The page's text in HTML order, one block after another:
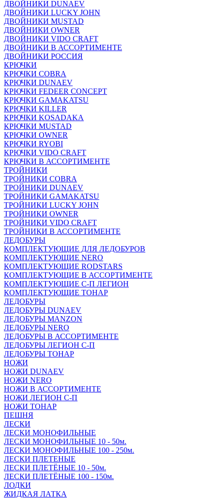
ДВОЙНИКИ DUNAEV
ДВОЙНИКИ LUCKY JOHN
ДВОЙНИКИ MUSTAD
ДВОЙНИКИ OWNER
ДВОЙНИКИ VIDO CRAFT
ДВОЙНИКИ В АССОРТИМЕНТЕ
ДВОЙНИКИ РОССИЯ
КРЮЧКИ
КРЮЧКИ COBRA
КРЮЧКИ DUNAEV
КРЮЧКИ FEDEER CONCEPT
КРЮЧКИ GAMAKATSU
КРЮЧКИ KILLER
КРЮЧКИ KOSADAKA
КРЮЧКИ MUSTAD
КРЮЧКИ OWNER
КРЮЧКИ RYOBI
КРЮЧКИ VIDO CRAFT
КРЮЧКИ В АССОРТИМЕНТЕ
ТРОЙНИКИ
ТРОЙНИКИ COBRA
ТРОЙНИКИ DUNAEV
ТРОЙНИКИ GAMAKATSU
ТРОЙНИКИ LUCKY JOHN
ТРОЙНИКИ OWNER
ТРОЙНИКИ VIDO CRAFT
ТРОЙНИКИ В АССОРТИМЕНТЕ
ЛЕДОБУРЫ
КОМПЛЕКТУЮЩИЕ ДЛЯ ЛЕДОБУРОВ
КОМПЛЕКТУЮЩИЕ NERO
КОМПЛЕКТУЮЩИЕ RODSTARS
КОМПЛЕКТУЮЩИЕ В АССОРТИМЕНТЕ
КОМПЛЕКТУЮЩИЕ С-П ЛЕГИОН
КОМПЛЕКТУЮЩИЕ ТОНАР
ЛЕДОБУРЫ
ЛЕДОБУРЫ DUNAEV
ЛЕДОБУРЫ MANZON
ЛЕДОБУРЫ NERO
ЛЕДОБУРЫ В АССОРТИМЕНТЕ
ЛЕДОБУРЫ ЛЕГИОН С-П
ЛЕДОБУРЫ ТОНАР
НОЖИ
НОЖИ DUNAEV
НОЖИ NERO
НОЖИ В АССОРТИМЕНТЕ
НОЖИ ЛЕГИОН С-П
НОЖИ ТОНАР
ПЕШНЯ
ЛЕСКИ
ЛЕСКИ МОНОФИЛЬНЫЕ
ЛЕСКИ МОНОФИЛЬНЫЕ 10 - 50м.
ЛЕСКИ МОНОФИЛЬНЫЕ 100 - 250м.
ЛЕСКИ ПЛЕТЕНЫЕ
ЛЕСКИ ПЛЕТЁНЫЕ 10 - 50м.
ЛЕСКИ ПЛЕТЁНЫЕ 100 - 150м.
ЛОДКИ
ЖИДКАЯ ЛАТКА